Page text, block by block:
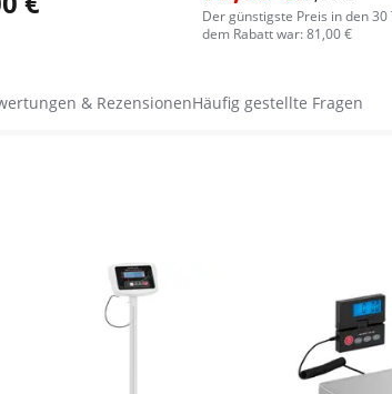
Der günstigste Preis in den 30
dem Rabatt war: 81,00 €
& RezensionenHäufig gestellte Fragen